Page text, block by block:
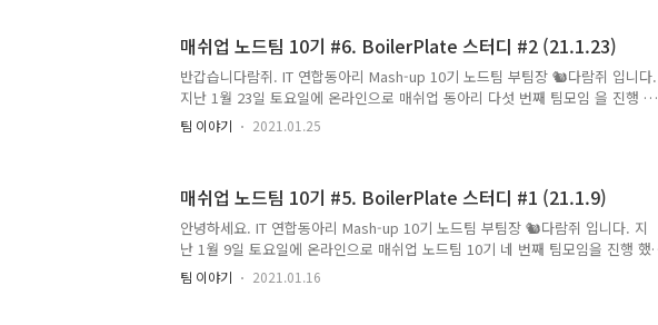
현이님의 libuv 발표입니다. libuv 는 Node.js 을 뒷받침 해주는 라이브러리 중
하나예요~ Node.js 의 핵심 특징이라고 할 수 있는 비동기 I/O 와 이벤트 루프
를 처리하고 있는 고마운 라이브러리입니다. libu..
매쉬업 노드팀 10기 #6. BoilerPlate 스터디 #2 (21.1.23)
반갑습니다람쥐. IT 연합동아리 Mash-up 10기 노드팀 부팀장 🐿다람쥐 입니다.
지난 1월 23일 토요일에 온라인으로 매쉬업 동아리 다섯 번째 팀모임 을 진행 했
습니다~ 🎉 매쉬업 동아리 노드팀은 지난 1월 9일 토요일부터 프로젝트 팀별로
보일러플레이트(Boilerplate) 스터디를 진행했었는데요~ 매쉬업 노드팀 다섯 번
매쉬업 보일러플레이트 프로젝트를 하였는지 소개하겠습니다. 🚀 🌏 근황 토크
매쉬업 노드팀 첫 번째 시간은 근황 토크 시간입니다! 이전에 근황 토크 시간에
이번 모임까지 단순히 어떤 일이 있었는지, 별 다른 사항은 없었는지를 이야기 ..
팀 이야기 2021.01.25
매쉬업 노드팀 10기 #5. BoilerPlate 스터디 #1 (21.1.9)
안녕하세요. IT 연합동아리 Mash-up 10기 노드팀 부팀장 🐿다람쥐 입니다. 지
난 1월 9일 토요일에 온라인으로 매쉬업 노드팀 10기 네 번째 팀모임을 진행 했
습니다. 이전 1월 2일 매쉬업 노드팀 10기 팀모임으로 Node.js 교재 스터디가
마무리 되었는데요~ 이번 팀 모임부터 보일러 사업.. ♨ 이 아닌 보일러 프로젝트
팀 이야기 2021.01.16